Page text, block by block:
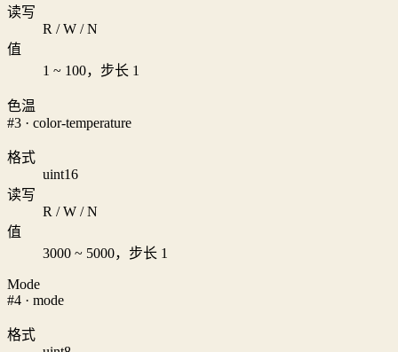
读写
R / W / N
值
1 ~ 100，步长 1
色温
#3 · color-temperature
格式
uint16
读写
R / W / N
值
3000 ~ 5000，步长 1
Mode
#4 · mode
格式